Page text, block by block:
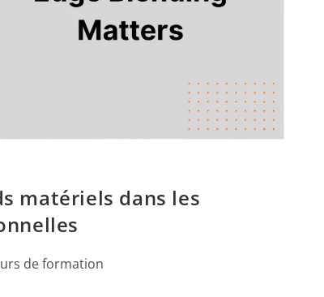
matériels dans les
de formation